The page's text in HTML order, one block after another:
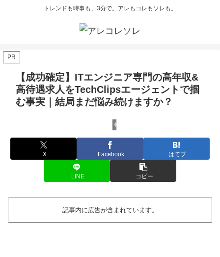
トレンドも時事も、3分で。アレもコレもソレも。
PR
【成功確定】ITエンジニア専門の高年収&
高待遇求人をTechClipsエージェントで掴
む事実｜結局まだ悩み続けますか？
転職
X Facebook はてブ
LINE コピー
記事内に広告が含まれています。